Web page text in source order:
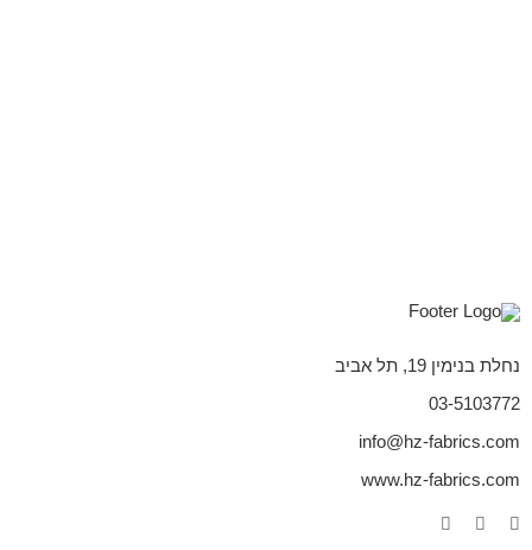
נחלת בנימין 19, תל אביב
03-5103772
info@hz-fabrics.com
www.hz-fabrics.com